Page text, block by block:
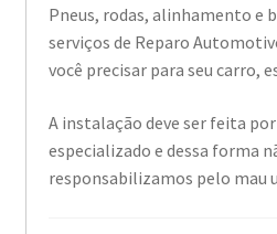
Pneus, rodas, alinhamento e
serviços de Reparo
você precisar para seu carro,
A instalação deve ser feita
especializado e dessa forma
responsabilizamos pelo mau